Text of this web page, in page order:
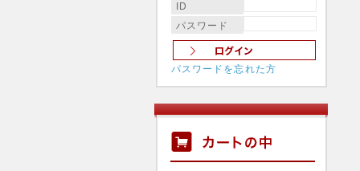
ID
パスワード
パスワードを忘れた方